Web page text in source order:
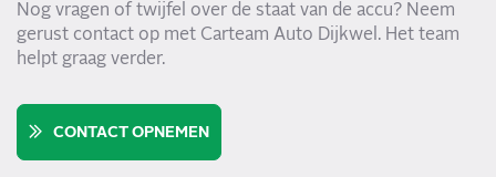
Nog vragen of twijfel over de staat van de accu? Neem
gerust contact op met Carteam Auto Dijkwel. Het team
helpt graag verder.
CONTACT OPNEMEN